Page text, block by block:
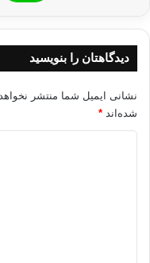
آور رها کنند، ممنوعیت و
حجاب تركيه
دیدگاهتان را بنویسید
نشانی ایمیل شما منتشر
شده‌اند *